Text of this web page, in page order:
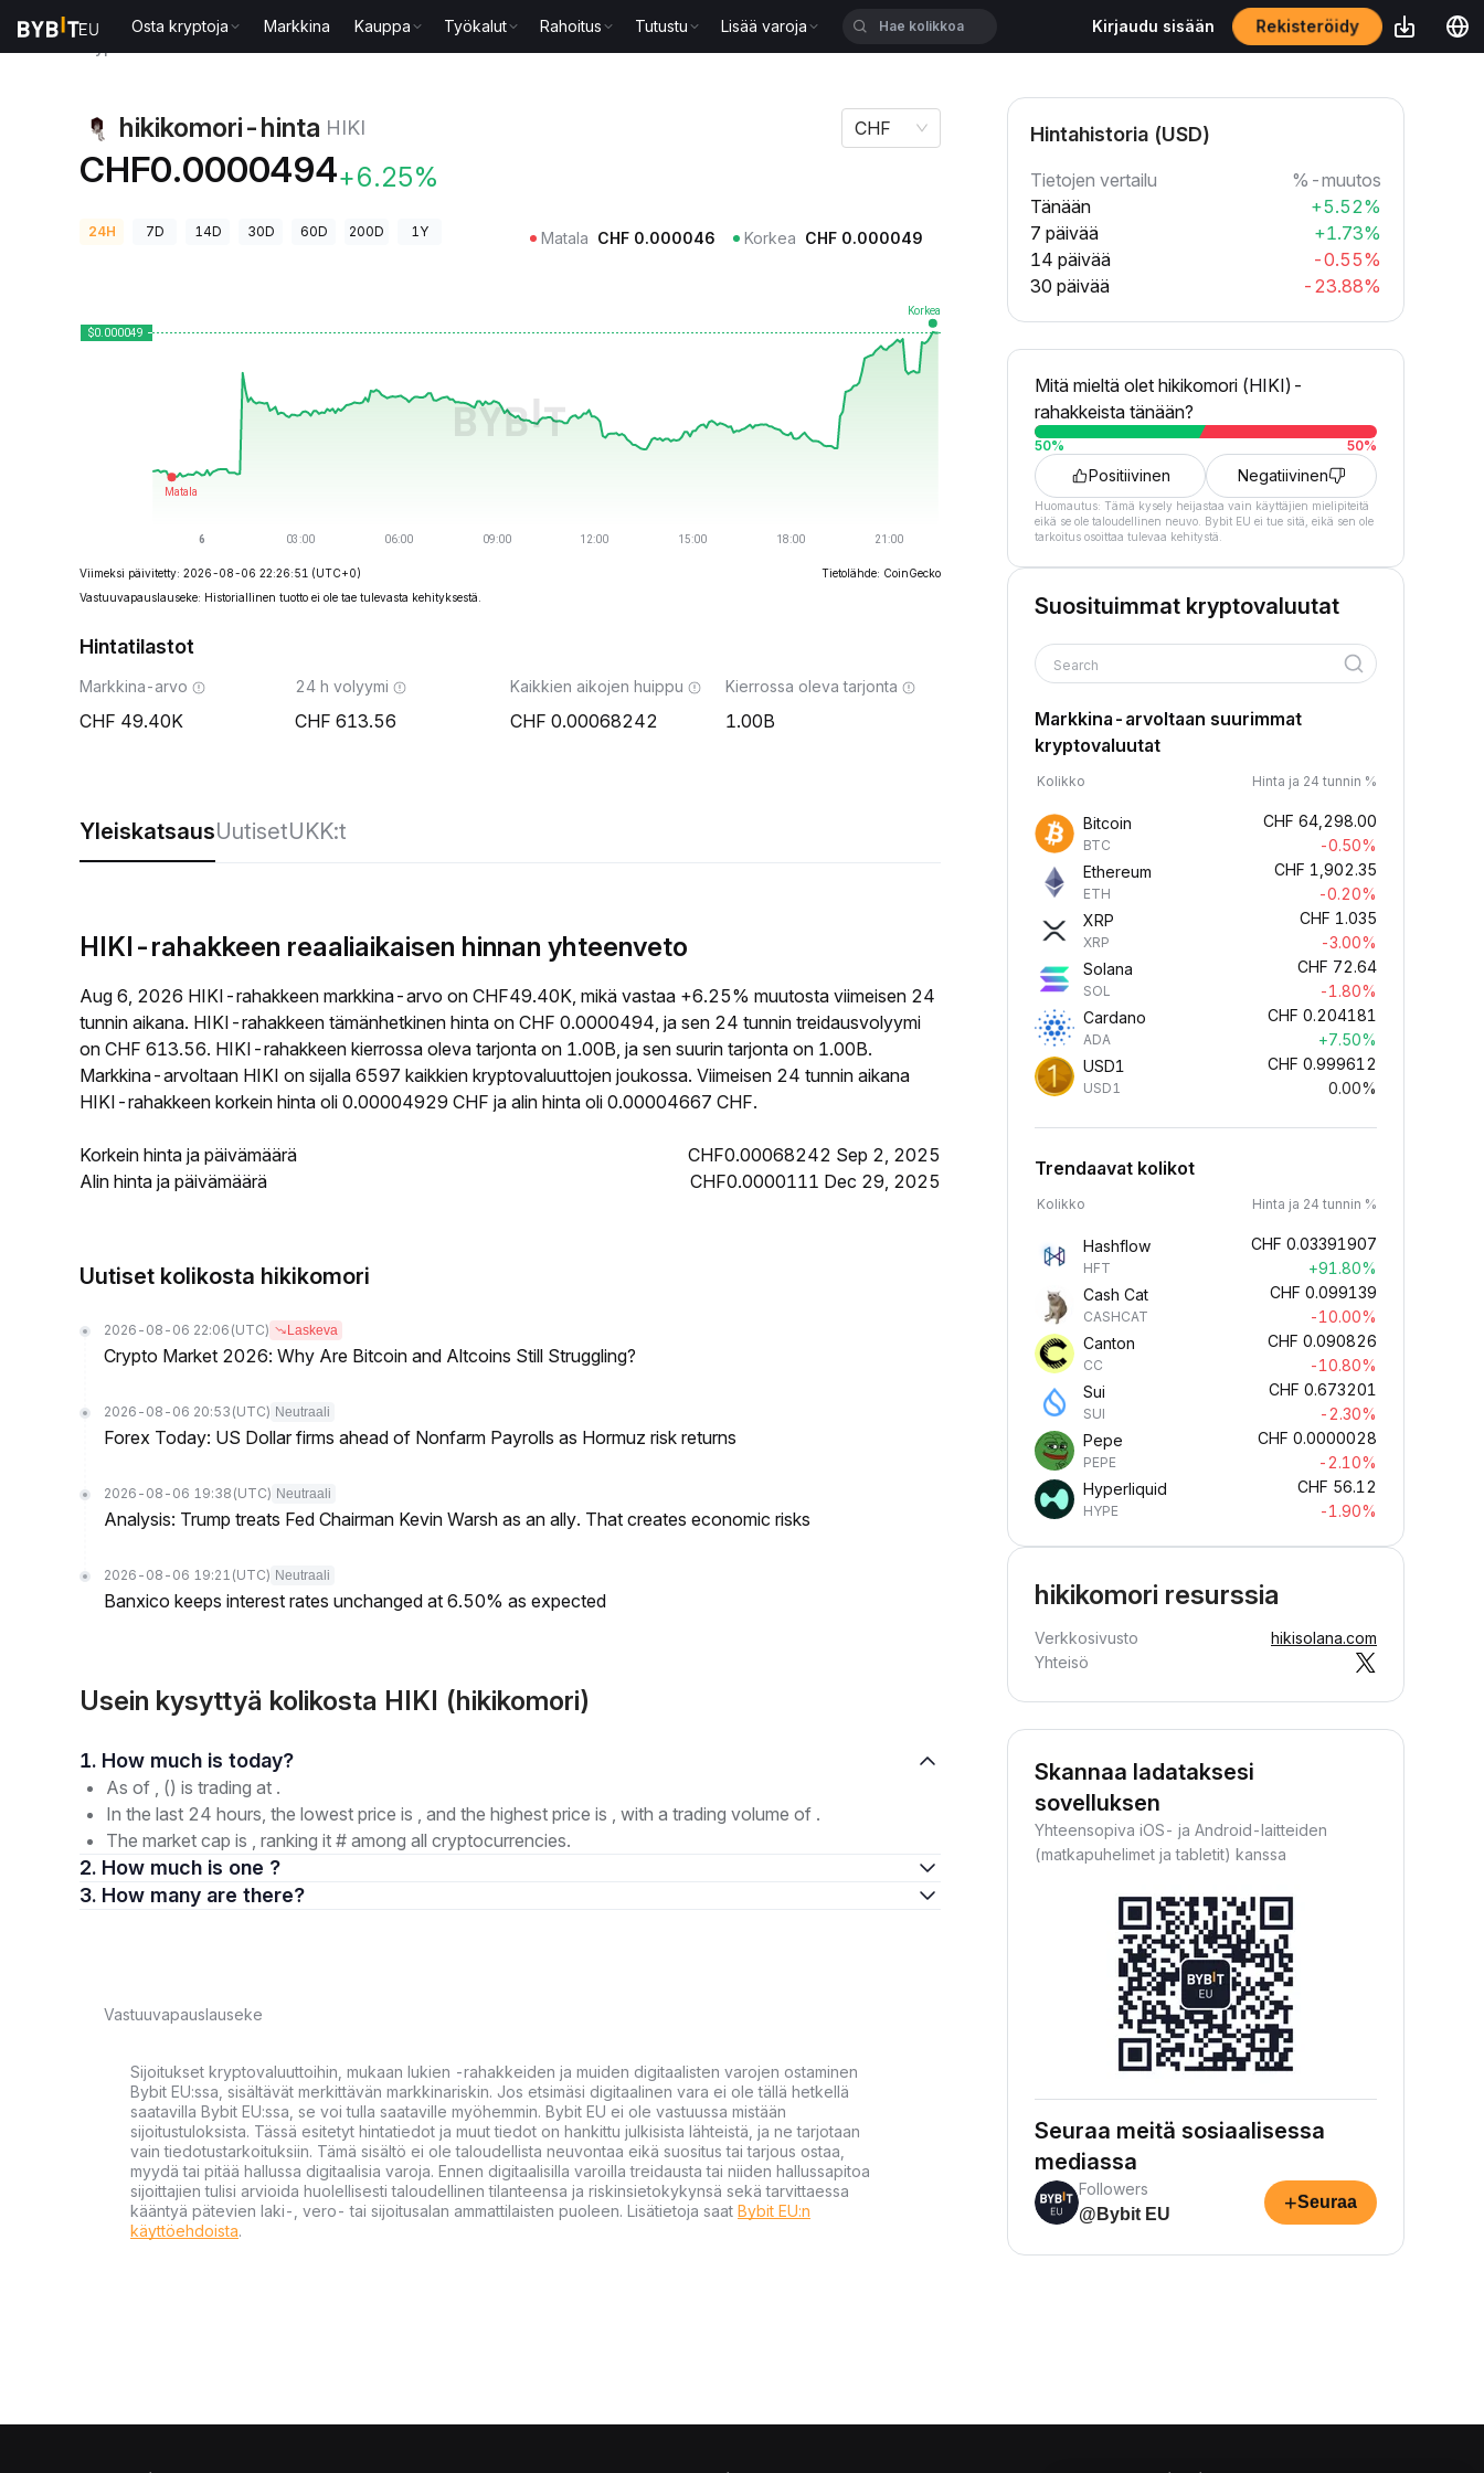
Osta kryptoja Markkina Kauppa Työkalut Rahoitus Tutustu Lisää varoja Kirjaudu sisään Rekisteröidy
hikikomori-hinta HIKI
CHF0.0000494+6.25%
CHF
24H 7D 14D 30D 60D 200D 1Y Matala CHF 0.000046 Korkea CHF 0.000049
Viimeksi päivitetty: 2026-08-06 22:26:51 (UTC+0)
Tietolähde: CoinGecko
Vastuuvapauslauseke: Historiallinen tuotto ei ole tae tulevasta kehityksestä.
Hintatilastot
Markkina-arvo
49.40K
24 h volyymi
613.56
Kaikkien aikojen huippu
0.00068242
Kierrossa oleva tarjonta
1.00B
YleiskatsausUutisetUKK:t
HIKI-rahakkeen reaaliaikaisen hinnan yhteenveto
Aug 6, 2026 HIKI-rahakkeen markkina-arvo on CHF49.40K, mikä vastaa +6.25% muutosta viimeisen 24
tunnin aikana. HIKI-rahakkeen tämänhetkinen hinta on CHF 0.0000494, ja sen 24 tunnin treidausvolyymi
on CHF 613.56. HIKI-rahakkeen kierrossa oleva tarjonta on 1.00B, ja sen suurin tarjonta on 1.00B.
Markkina-arvoltaan HIKI on sijalla 6597 kaikkien kryptovaluuttojen joukossa. Viimeisen 24 tunnin aikana
HIKI-rahakkeen korkein hinta oli 0.00004929 CHF ja alin hinta oli 0.00004667 CHF.
Korkein hinta ja päivämäärä
CHF0.00068242 Sep 2, 2025
Alin hinta ja päivämäärä
CHF0.0000111 Dec 29, 2025
Uutiset kolikosta hikikomori
2026-08-06 22:06 (UTC) Laskeva
Crypto Market 2026: Why Are Bitcoin and Altcoins Still Struggling?
2026-08-06 20:53 (UTC) Neutraali
Forex Today: US Dollar firms ahead of Nonfarm Payrolls as Hormuz risk returns
2026-08-06 19:38 (UTC) Neutraali
Analysis: Trump treats Fed Chairman Kevin Warsh as an ally. That creates economic risks
2026-08-06 19:21 (UTC) Neutraali
Banxico keeps interest rates unchanged at 6.50% as expected
Usein kysyttyä kolikosta HIKI (hikikomori)
1. How much is today?
As of , () is trading at .
In the last 24 hours, the lowest price is , and the highest price is , with a trading volume of .
The market cap is , ranking it # among all cryptocurrencies.
2. How much is one ?
3. How many are there?
Vastuuvapauslauseke
Sijoitukset kryptovaluuttoihin, mukaan lukien -rahakkeiden ja muiden digitaalisten varojen ostaminen
Bybit EU:ssa, sisältävät merkittävän markkinariskin. Jos etsimäsi digitaalinen vara ei ole tällä hetkellä
saatavilla Bybit EU:ssa, se voi tulla saataville myöhemmin. Bybit EU ei ole vastuussa mistään
sijoitustuloksista. Tässä esitetyt hintatiedot ja muut tiedot on hankittu julkisista lähteistä, ja ne tarjotaan
vain tiedotustarkoituksiin. Tämä sisältö ei ole taloudellista neuvontaa eikä suositus tai tarjous ostaa,
myydä tai pitää hallussa digitaalisia varoja. Ennen digitaalisilla varoilla treidausta tai niiden hallussapitoa
sijoittajien tulisi arvioida huolellisesti taloudellinen tilanteensa ja riskinsietokykynsä sekä tarvittaessa
kääntyä pätevien laki-, vero- tai sijoitusalan ammattilaisten puoleen. Lisätietoja saat Bybit EU:n
käyttöehdoista.
Hintahistoria (USD)
Tietojen vertailu
%-muutos
Tänään
+5.52%
7 päivää
+1.73%
14 päivää
-0.55%
30 päivää
-23.88%
Mitä mieltä olet hikikomori (HIKI)-
rahakkeista tänään?
50% 50%
Positiivinen Negatiivinen
Huomautus: Tämä kysely heijastaa vain käyttäjien mielipiteitä
eikä se ole taloudellinen neuvo. Bybit EU ei tue sitä, eikä sen ole
tarkoitus osoittaa tulevaa kehitystä.
Suosituimmat kryptovaluutat
Search
Markkina-arvoltaan suurimmat
kryptovaluutat
Kolikko Hinta ja 24 tunnin %
Bitcoin
BTC
CHF 64,298.00
-0.50%
Ethereum
ETH
CHF 1,902.35
-0.20%
XRP
XRP
CHF 1.035
-3.00%
Solana
SOL
CHF 72.64
-1.80%
Cardano
ADA
CHF 0.204181
+7.50%
USD1
USD1
CHF 0.999612
0.00%
Trendaavat kolikot
Kolikko Hinta ja 24 tunnin %
Hashflow
HFT
CHF 0.03391907
+91.80%
Cash Cat
CASHCAT
CHF 0.099139
-10.00%
Canton
CC
CHF 0.090826
-10.80%
Sui
SUI
CHF 0.673201
-2.30%
Pepe
PEPE
CHF 0.0000028
-2.10%
Hyperliquid
HYPE
CHF 56.12
-1.90%
hikikomori resurssia
Verkkosivusto
hikisolana.com
Yhteisö
Skannaa ladataksesi
sovelluksen
Yhteensopiva iOS- ja Android-laitteiden
(matkapuhelimet ja tabletit) kanssa
Seuraa meitä sosiaalisessa
mediassa
Followers
@Bybit EU
+Seuraa